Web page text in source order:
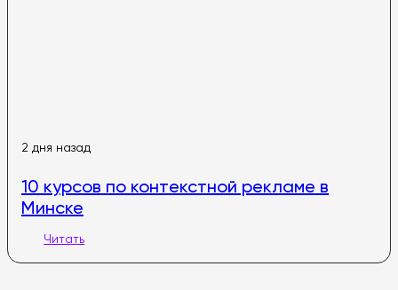
2 дня назад
10 курсов по контекстной рекламе в
Минске
Читать